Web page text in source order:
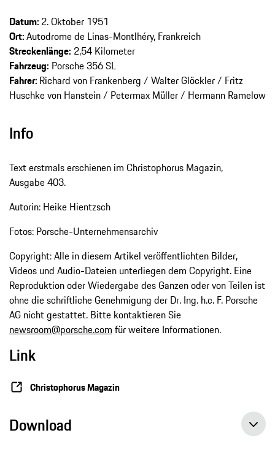
Datum: 2. Oktober 1951
Ort:Autodrome de Linas-Montlhéry, Frankreich
Streckenlänge: 2,54 Kilometer
Fahrzeug: Porsche 356 SL
Fahrer: Richard von Frankenberg / Walter Glöckler / Fritz
Huschke von Hanstein / Petermax Müller / Hermann Ramelow
Info
Text erstmals erschienen im Christophorus Magazin,
Ausgabe 403.
Autorin: Heike Hientzsch
Fotos: Porsche-Unternehmensarchiv
Copyright: Alle in diesem Artikel veröffentlichten Bilder,
Videos und Audio-Dateien unterliegen dem Copyright. Eine
Reproduktion oder Wiedergabe des Ganzen oder von Teilen ist
ohne die schriftliche Genehmigung der Dr. Ing. h.c. F. Porsche
AG nicht gestattet. Bitte kontaktieren Sie
newsroom@porsche.com für weitere Informationen.
Link
Christophorus Magazin
Download